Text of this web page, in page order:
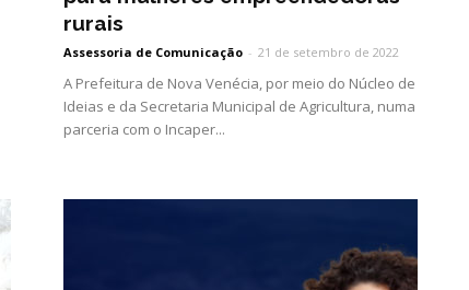
rurais
Assessoria de Comunicação - 21 de setembro de 2022
A Prefeitura de Nova Venécia, por meio do Núcleo de
Ideias e da Secretaria Municipal de Agricultura, numa
parceria com o Incaper...